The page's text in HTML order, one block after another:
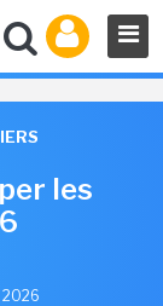
les
2026